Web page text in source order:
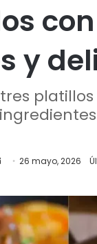
y
Send
email
26 mayo, 2026